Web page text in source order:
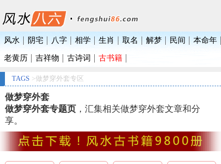
风水 阴宅 八字 相学 生肖 取名 解梦 民间 本命年
老黄历 吉祥物 古诗词 古书籍
TAGS >做梦穿外套专区
做梦穿外套
做梦穿外套专题页 ，汇集相关做梦穿外套文章和分
享。